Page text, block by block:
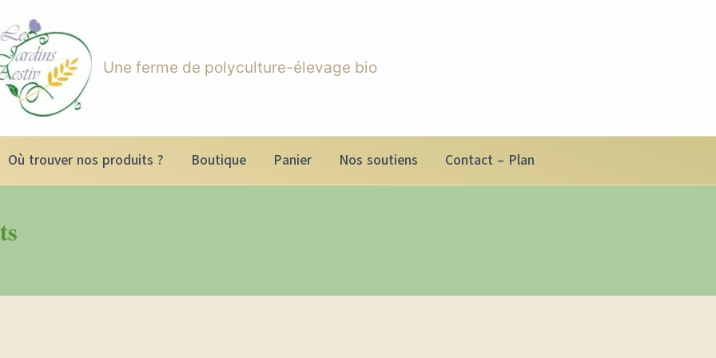
Une ferme de polyculture-élevage bio
Où trouver nos produits ? Boutique Panier Nos soutiens Contact – Plan